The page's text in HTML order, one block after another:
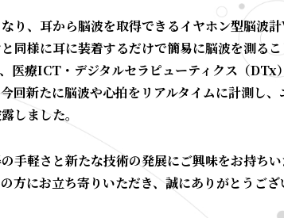
り、耳から脳波を取得できるイヤホン型脳波
同様に耳に装着するだけで簡易に脳波を測る
医療ICT・デジタルセラピューティクス（DTx
回新たに脳波や心拍をリアルタイムに計測し
しました。
手軽さと新たな技術の発展にご興味をお持ち
方にお立ち寄りいただき、誠にありがとうござ